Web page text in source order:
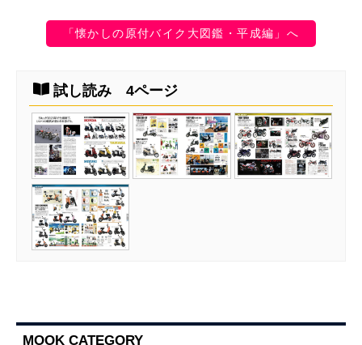
「懐かしの原付バイク大図鑑・平成編」へ
試し読み 4ページ
MOOK CATEGORY